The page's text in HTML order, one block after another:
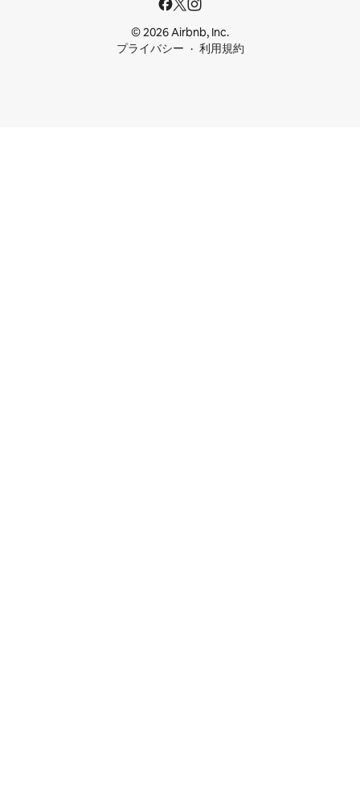
© 2026 Airbnb, Inc.
プライバシー
利用規約